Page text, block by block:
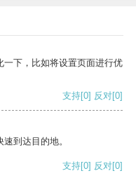
一下，比如将设置页面进行优
支持[0] 反对[0]
到达目的地。
支持[0] 反对[0]